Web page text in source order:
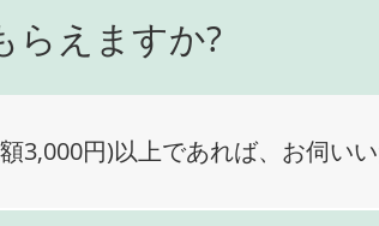
らえますか?
3,000円)以上であれば、お伺いい